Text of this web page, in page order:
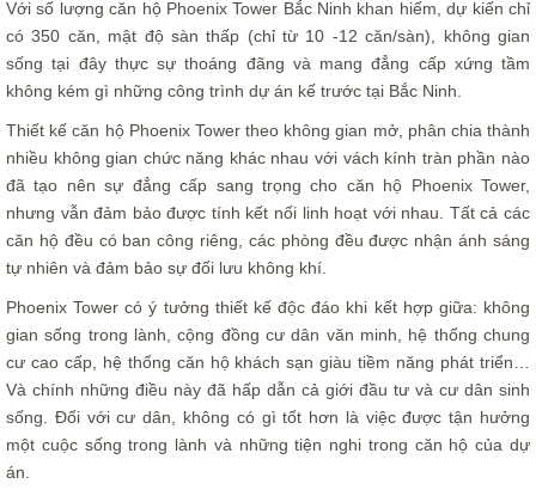
Với số lượng căn hộ Phoenix Tower Bắc Ninh khan hiếm, dự kiến chỉ
có 350 căn, mật độ sàn thấp (chỉ từ 10 -12 căn/sàn), không gian
sống tại đây thực sự thoáng đãng và mang đẳng cấp xứng tầm
không kém gì những công trình dự án kế trước tại Bắc Ninh.
Thiết kế căn hộ Phoenix Tower theo không gian mở, phân chia thành
nhiều không gian chức năng khác nhau với vách kính tràn phần nào
đã tạo nên sự đẳng cấp sang trọng cho căn hộ Phoenix Tower,
nhưng vẫn đảm bảo được tính kết nối linh hoạt với nhau. Tất cả các
căn hộ đều có ban công riêng, các phòng đều được nhận ánh sáng
tự nhiên và đảm bảo sự đối lưu không khí.
Phoenix Tower có ý tưởng thiết kế độc đáo khi kết hợp giữa: không
gian sống trong lành, cộng đồng cư dân văn minh, hệ thống chung
cư cao cấp, hệ thống căn hộ khách sạn giàu tiềm năng phát triển…
Và chính những điều này đã hấp dẫn cả giới đầu tư và cư dân sinh
sống. Đối với cư dân, không có gì tốt hơn là việc được tận hưởng
một cuộc sống trong lành và những tiện nghi trong căn hộ của dự
án.